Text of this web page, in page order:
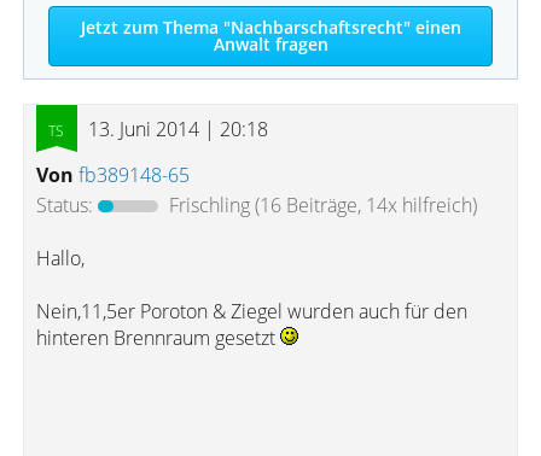
Jetzt zum Thema "Nachbarschaftsrecht" einen
Anwalt fragen
13. Juni 2014 | 20:18
Von fb389148-65
Status:
Frischling(16 Beiträge, 14x hilfreich)
Hallo,
Nein,11,5er Poroton & Ziegel wurden auch für den
hinteren Brennraum gesetzt